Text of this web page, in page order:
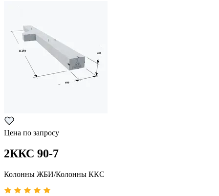
Цена по запросу
2ККС 90-7
Колонны ЖБИ/Колонны ККС